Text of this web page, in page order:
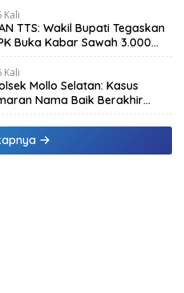
Kali
TTS: Wakil Bupati Tegaskan
Buka Kabar Sawah 3.000
Uang
Kali
Mollo Selatan: Kasus
Nama Baik Berakhir